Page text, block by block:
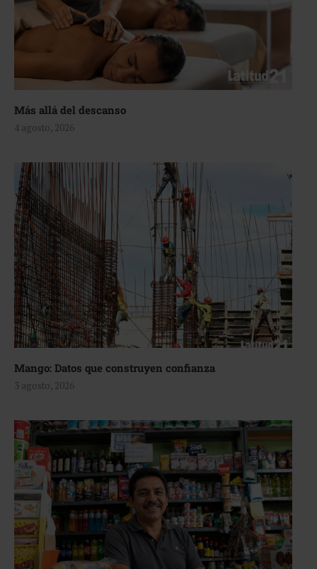
Más allá del descanso
4 agosto, 2026
Mango: Datos que construyen confianza
3 agosto, 2026